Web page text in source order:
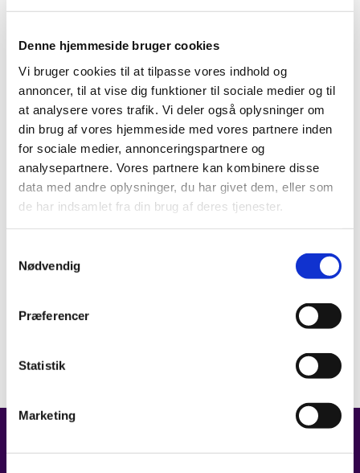
Denne hjemmeside bruger cookies
Vi bruger cookies til at tilpasse vores indhold og
annoncer, til at vise dig funktioner til sociale medier og til
at analysere vores trafik. Vi deler også oplysninger om
din brug af vores hjemmeside med vores partnere inden
for sociale medier, annonceringspartnere og
analysepartnere. Vores partnere kan kombinere disse
data med andre oplysninger, du har givet dem, eller som
de har indsamlet fra din brug af deres tjenester.
Nødvendig
Præferencer
Statistik
Marketing